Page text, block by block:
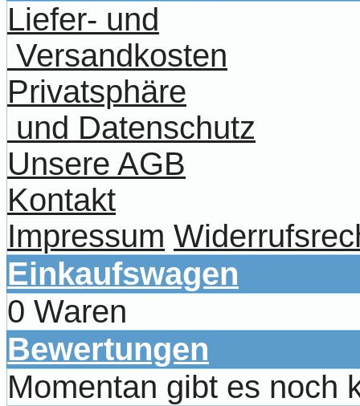
Liefer- und
Versandkosten
Privatsphäre
und Datenschutz
Unsere AGB
Kontakt
Impressum
Einkaufswagen
0 Waren
Bewertungen
Momentan gibt es noch